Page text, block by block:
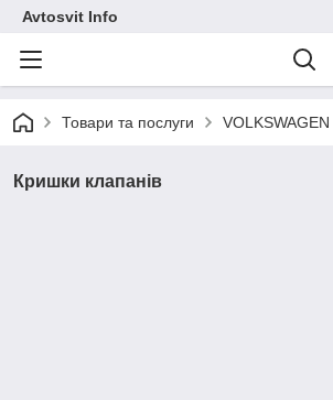
Avtosvit Info
Товари та послуги VOLKSWAGEN
Кришки клапанів